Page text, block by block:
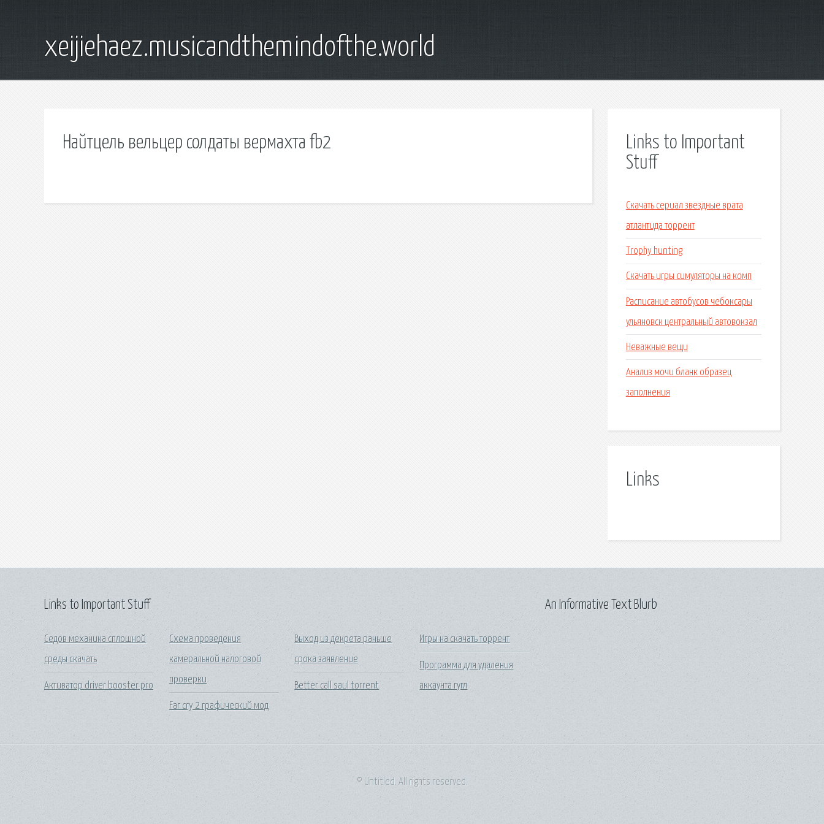
xeijiehaez.musicandthemindofthe.world
Найтцель вельцер солдаты вермахта fb2
Links to Important
Stuff
Скачать сериал звездные врата
атлантида торрент
Trophy hunting
Скачать игры симуляторы на комп
Расписание автобусов чебоксары
ульяновск центральный автовокзал
Неважные вещи
Анализ мочи бланк образец
заполнения
Links
Links to Important Stuff
Седов механика сплошной
среды скачать
Активатор driver booster pro
Схема проведения
камеральной налоговой
проверки
Far cry 2 графический мод
Выход из декрета раньше
срока заявление
Better call saul torrent
Игры на скачать торрент
Программа для удаления
аккаунта гугл
An Informative Text Blurb
© Untitled. All rights reserved.